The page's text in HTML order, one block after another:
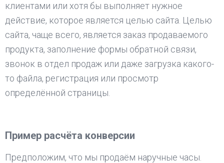
клиентами или хотя бы выполняет нужное
действие, которое является целью сайта. Целью
сайта, чаще всего, является заказ продаваемого
продукта, заполнение формы обратной связи,
звонок в отдел продаж или даже загрузка какого-
то файла, регистрация или просмотр
определённой страницы.
Пример расчёта конверсии
Предположим, что мы продаём наручные часы.